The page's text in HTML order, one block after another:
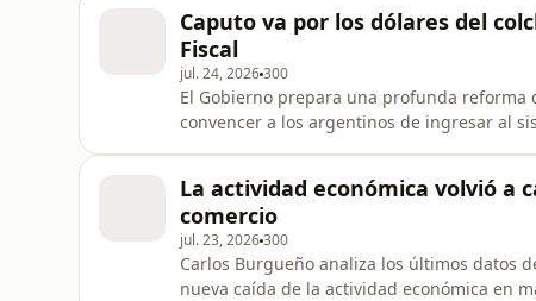
considera al camp
Caputo va por los dólares del
Fiscal
jul. 24, 2026300
El Gobierno prepara una profunda reforma
convencer a los argentinos de ingresar al
adherir al régimen, ha
La actividad económica volvió a
comercio
jul. 23, 2026300
Carlos Burgueño analiza los últimos datos
nueva caída de la actividad económica en